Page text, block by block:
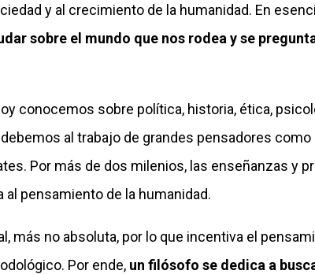
y al crecimiento de la humanidad. En
sobre el mundo que nos rodea y se
conocemos sobre política, historia, ética,
al trabajo de grandes pensadores
Por más de dos milenios, las enseñanzas y
pensamiento de la humanidad.
más no absoluta, por lo que incentiva el
Por ende, un filósofo se dedica a